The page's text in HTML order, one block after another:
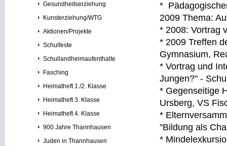
Gesundheitserziehung
Kunsterziehung/WTG
Aktionen/Projekte
Schulfeste
Schullandheimaufenthalte
Fasching
Heimatheft 1./2. Klasse
Heimatheft 3. Klasse
Heimatheft 4. Klasse
900 Jahre Thannhausen
Juden in Thannhausen
*
2009 Thema:
* 2008:
* 2009 Treffen
Gymnasium,
* Vortrag und
Jungen?" -
* Gegenseitige
Ursberg, VS
*
"Bildung als
*